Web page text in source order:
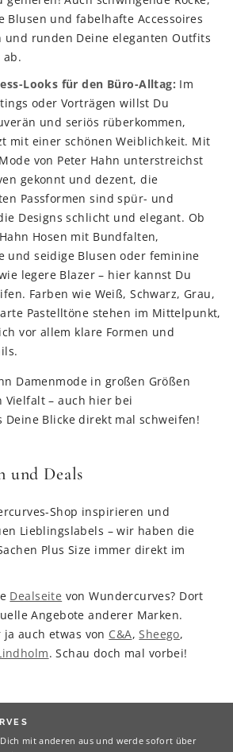
Blusen und fabelhafte Accessoires
und runden Deine eleganten Outfits
Looks für den Büro-Alltag: Im
oder Vorträgen willst Du
und seriös rüberkommen,
mit einer schönen Weiblichkeit. Mit
von Peter Hahn unterstreichst
gekonnt und dezent, die
Passformen sind spür- und
Designs schlicht und elegant. Ob
Hosen mit Bundfalten,
und seidige Blusen oder feminine
legere Blazer – hier kannst Du
Farben wie Weiß, Schwarz, Grau,
Pastelltöne stehen im Mittelpunkt,
vor allem klare Formen und
Damenmode in großen Größen
Vielfalt – auch hier bei
Deine Blicke direkt mal schweifen!
und Deals
Shop inspirieren und
Lieblingslabels – wir haben die
Plus Size immer direkt im
Dealseite von Wundercurves? Dort
Angebote anderer Marken.
auch etwas von C&A,Sheego,
. Schau doch mal vorbei!
Dich mit anderen aus und werde sofort über